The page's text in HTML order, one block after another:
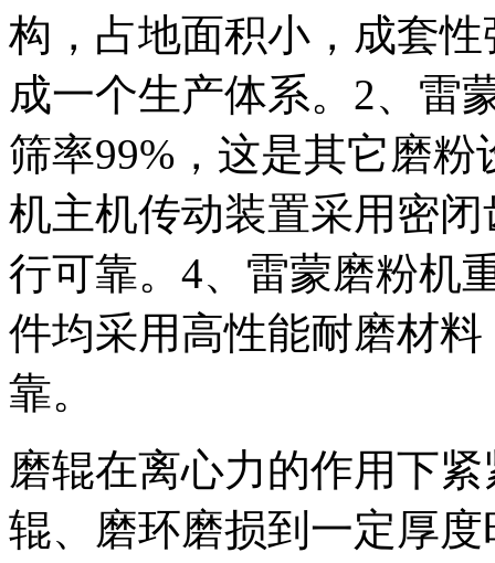
构，占地面积小，成套
成一个生产体系。2、雷
筛率99%，这是其它磨
机主机传动装置采用密
行可靠。4、雷蒙磨粉机
件均采用高性能耐磨材
靠。
磨辊在离心力的作用下
辊、磨环磨损到一定厚